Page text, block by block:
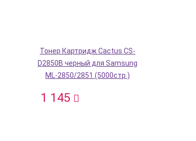
Тонер Картридж Cactus CS-
D2850B черный для Samsung
ML-2850/2851 (5000стр.)
1 145